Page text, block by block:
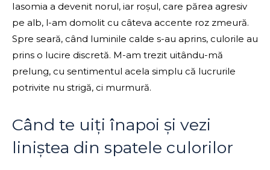
Iasomia a devenit norul, iar roșul, care părea agresiv
pe alb, l-am domolit cu câteva accente roz zmeură.
Spre seară, când luminile calde s-au aprins, culorile au
prins o lucire discretă. M-am trezit uitându-mă
prelung, cu sentimentul acela simplu că lucrurile
potrivite nu strigă, ci murmură.
Când te uiți înapoi și vezi
liniștea din spatele culorilor